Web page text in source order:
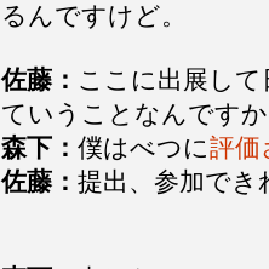
るんですけど。
佐藤： ここに出展し
ていうことなんです
森下： 僕はべつに評価
佐藤： 提出、参加でき